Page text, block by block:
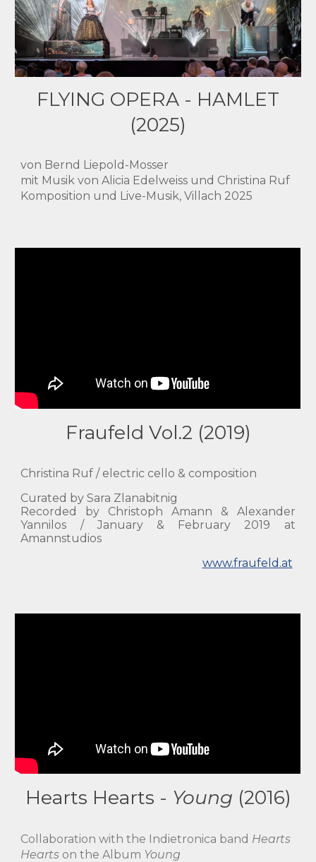
FLYING OPERA - HAMLET
(2025)
von Bernd Liepold-Mosser
mit Musik von Alicia Edelweiss und Christina Ruf
Komposition und Live-Musik, Villach 2025
Fraufeld Vol.2 (2019)
Christina Ruf / electric cello & composition
Curated by Sara Zlanabitnig
Recorded by Christoph Amann & Alexander
Yannilos / January & February 2019 at
Amannstudios
www.fraufeld.at
Hearts Hearts - Young (2016)
Collaboration with the Indietronica band Hearts
Hearts on theAlbum Young